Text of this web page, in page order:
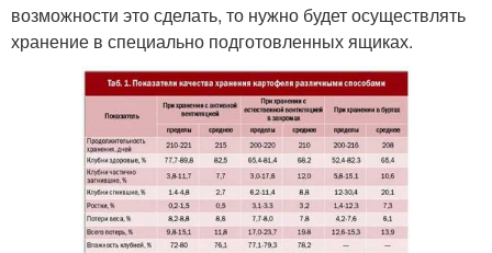
возможности это сделать, то нужно будет осуществлять
хранение в специально подготовленных ящиках.